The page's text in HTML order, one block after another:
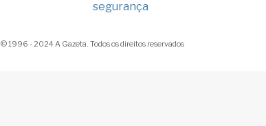
segurança
© 1996 - 2024 A Gazeta. Todos os direitos reservados